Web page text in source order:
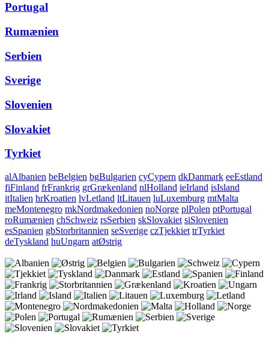
Portugal
Rumænien
Serbien
Sverige
Slovenien
Slovakiet
Tyrkiet
alAlbanien beBelgien bgBulgarien cyCypern dkDanmark eeEstland
fiFinland frFrankrig grGrækenland nlHolland ieIrland isIsland
itItalien hrKroatien lvLetland ltLitauen luLuxemburg mtMalta
meMontenegro mkNordmakedonien noNorge plPolen ptPortugal
roRumænien chSchweiz rsSerbien skSlovakiet siSlovenien
esSpanien gbStorbritannien seSverige czTjekkiet trTyrkiet
deTyskland huUngarn atØstrig